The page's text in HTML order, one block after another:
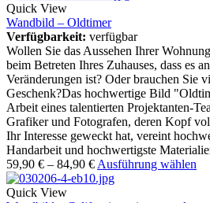
Quick View
Wandbild – Oldtimer
Verfügbarkeit: verfügbar
Wollen Sie das Aussehen Ihrer
beim Betreten Ihres Zuhauses, dass es
Veränderungen ist? Oder brauchen Sie
Geschenk?Das hochwertige Bild
Arbeit eines talentierten Projektanten-
Grafiker und Fotografen, deren Kopf
Ihr Interesse geweckt hat, vereint
Handarbeit und hochwertigste
59,90 € – 84,90 € Ausführung wählen
Quick View